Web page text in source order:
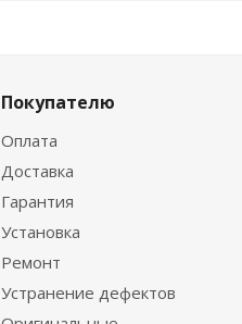
Покупателю
Оплата
Доставка
Гарантия
Установка
Ремонт
Устранение дефектов